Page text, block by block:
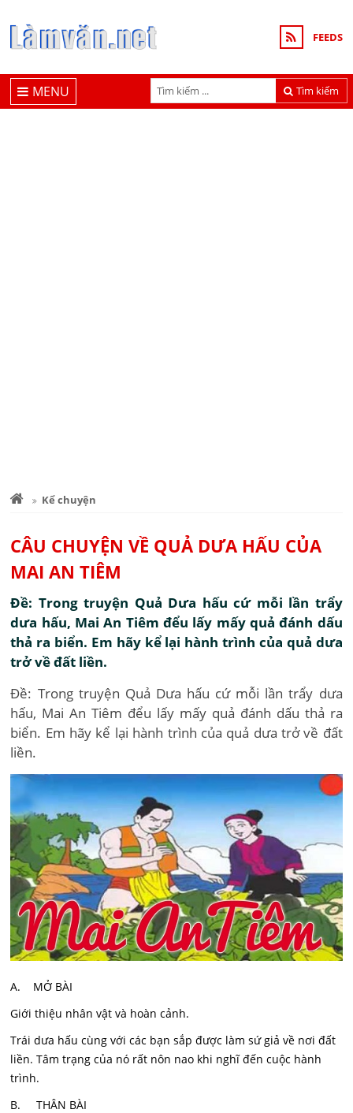
FEEDS
Tìm kiếm
MENU
Kể chuyện
CÂU CHUYỆN VỀ QUẢ DƯA HẤU CỦA
MAI AN TIÊM
Đề: Trong truyện Quả Dưa hấu cứ mỗi lần trẩy
dưa hấu, Mai An Tiêm đểu lấy mấy quả đánh dấu
thả ra biển. Em hãy kể lại hành trình của quả dưa
trở về đất liền.
Đề: Trong truyện Quả Dưa hấu cứ mỗi lần trẩy dưa
hấu, Mai An Tiêm đểu lấy mấy quả đánh dấu thả ra
biển. Em hãy kể lại hành trình của quả dưa trở về đất
liền.
A. MỞ BÀI
Giới thiệu nhân vật và hoàn cảnh.
Trái dưa hấu cùng với các bạn sắp được làm sứ giả về nơi đất
liền. Tâm trạng của nó rất nôn nao khi nghĩ đến cuộc hành
trình.
B. THÂN BÀI